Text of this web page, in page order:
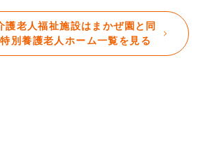
護老人福祉施設はまかぜ園と同
別養護老人ホーム一覧を見る